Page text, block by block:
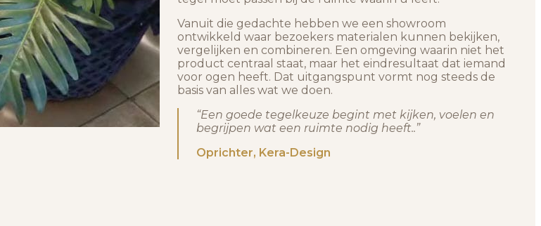
Vanuit die gedachte hebben we een showroom
ontwikkeld waar bezoekers materialen kunnen bekijken,
vergelijken en combineren. Een omgeving waarin niet het
product centraal staat, maar het eindresultaat dat iemand
voor ogen heeft. Dat uitgangspunt vormt nog steeds de
basis van alles wat we doen.
“Een goede tegelkeuze begint met kijken, voelen en
begrijpen wat een ruimte nodig heeft..”
Oprichter, Kera-Design